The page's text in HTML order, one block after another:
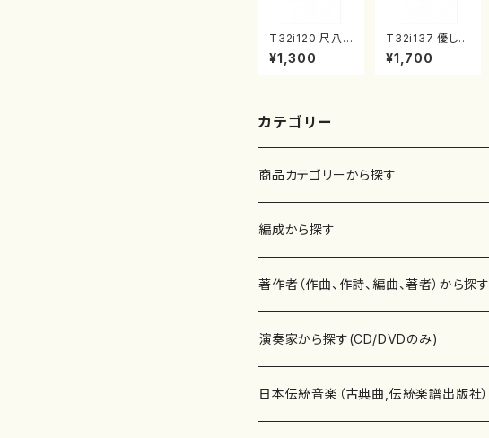
T32i120 尺八
協奏曲（尺八/二
代 山本邦山/尺
¥1,300
T32i137 優しい
秋（尺八/二代 山
本邦山/尺八/都
¥1,700
カテゴリー
商品カテゴリーから探す
楽譜
書籍
書籍
テキストブック
CD・DVD
チケット
編成から探す
邦楽器
箏・琴（ソロ）
箏・琴（合奏）
合唱
混声合唱
歌・声
著作者（作曲、作詩、編曲、著者）から探す
あ行
青木省三(アオキ ショウゾウ)
か行
演奏家から探す(CD/DVDのみ)
邦楽（箏、三味線、尺八等）演奏家
日本伝統音楽（古典曲,伝統楽譜出版社）